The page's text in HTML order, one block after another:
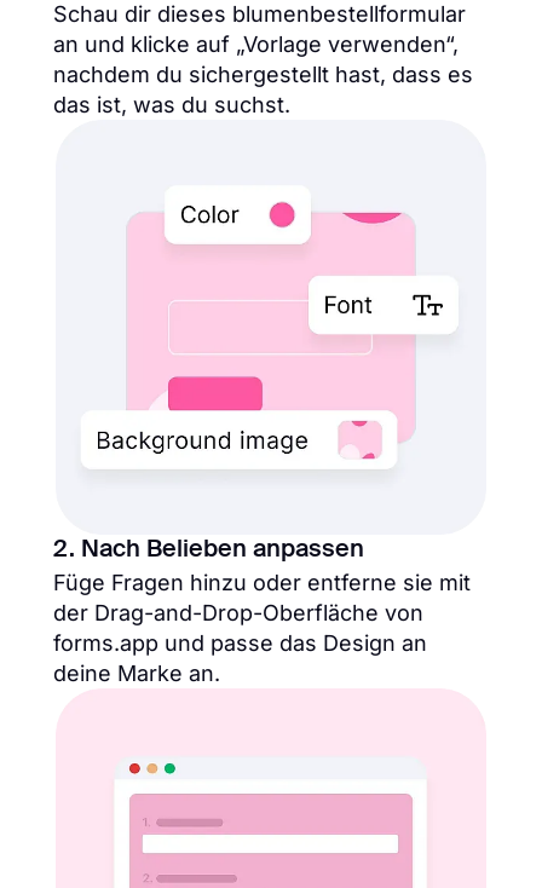
Schau dir dieses blumenbestellformular
an und klicke auf „Vorlage verwenden“,
nachdem du sichergestellt hast, dass es
das ist, was du suchst.
2. Nach Belieben anpassen
Füge Fragen hinzu oder entferne sie mit
der Drag-and-Drop-Oberfläche von
forms.app und passe das Design an
deine Marke an.